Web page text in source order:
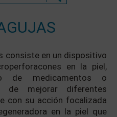
consiste en un dispositivo
en la piel,
de medicamentos o
mejorar diferentes
con su acción focalizada
en la piel que